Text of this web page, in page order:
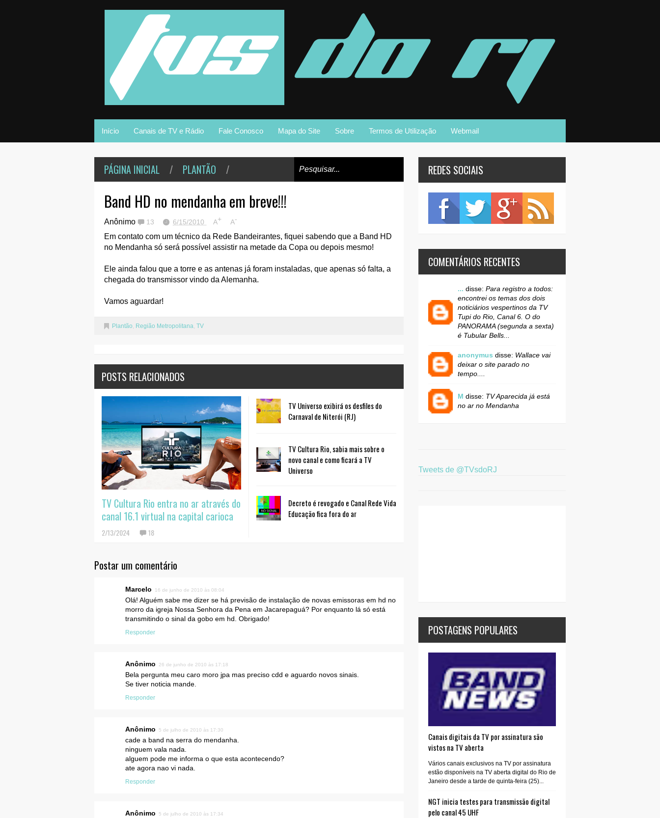
Início Canais de TV e Rádio Fale Conosco Mapa do Site Sobre Termos de Utilização Webmail
PÁGINA INICIAL / PLANTÃO /
Band HD no mendanha em breve!!!
Anônimo 13 6/15/2010 A+ A-
Em contato com um técnico da Rede Bandeirantes, fiquei sabendo que a Band HD
no Mendanha só será possível assistir na metade da Copa ou depois mesmo!
Ele ainda falou que a torre e as antenas já foram instaladas, que apenas só falta, a
chegada do transmissor vindo da Alemanha.
Vamos aguardar!
Plantão Região Metropolitana TV
POSTS RELACIONADOS
TV Cultura Rio entra no ar através do
canal 16.1 virtual na capital carioca
2/13/2024 18
TV Universo exibirá os desfiles do
Carnaval de Niterói (RJ)
TV Cultura Rio, sabia mais sobre o
novo canal e como ficará a TV
Universo
Decreto é revogado e Canal Rede Vida
Educação fica fora do ar
Postar um comentário
Marcelo 16 de junho de 2010 às 08:04
Olá! Alguém sabe me dizer se há previsão de instalação de novas emissoras em hd no
morro da igreja Nossa Senhora da Pena em Jacarepaguá? Por enquanto lá só está
transmitindo o sinal da gobo em hd. Obrigado!
Responder
Anônimo 26 de junho de 2010 às 17:18
Bela pergunta meu caro moro jpa mas preciso cdd e aguardo novos sinais.
Se tiver noticia mande.
Responder
Anônimo 5 de julho de 2010 às 17:30
cade a band na serra do mendanha.
ninguem vala nada.
alguem pode me informa o que esta acontecendo?
ate agora nao vi nada.
Responder
Anônimo 5 de julho de 2010 às 17:34
REDES SOCIAIS
COMENTÁRIOS RECENTES
... disse: Para registro a todos:
encontrei os temas dos dois
noticiários vespertinos da TV
Tupi do Rio, Canal 6. O do
PANORAMA (segunda a sexta)
é Tubular Bells...
anonymus disse: Wallace vai
deixar o site parado no
tempo....
M disse: TV Aparecida já está
no ar no Mendanha
Tweets de @TVsdoRJ
POSTAGENS POPULARES
Canais digitais da TV por assinatura são
vistos na TV aberta
Vários canais exclusivos na TV por assinatura
estão disponíveis na TV aberta digital do Rio de
Janeiro desde a tarde de quinta-feira (25)...
NGT inicia testes para transmissão digital
pelo canal 45 UHF